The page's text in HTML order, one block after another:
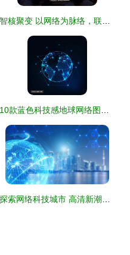
智核聚变 以网络为脉络，联通无人至多智之境
10款蓝色科技感地球网络图矢量素材 用极简视效探索科技边界
探索网络科技城市 高清新潮视觉素材的魅力与应用